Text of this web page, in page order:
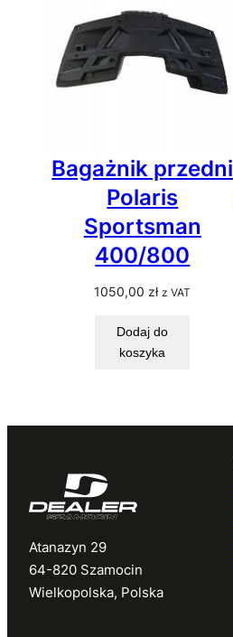
Bagażnik przedni
Polaris
Sportsman
400/800
1050,00 zł z VAT
Dodaj do
koszyka
Atanazyn 29
64-820 Szamocin
Wielkopolska, Polska